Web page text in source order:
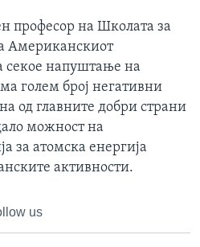
професор на Школата за
Американскиот
секое напуштање на
голем број негативни
од главните добри страни
можност на
за атомска енергија
активности.
us